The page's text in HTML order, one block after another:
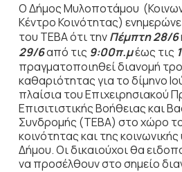
Ο Δήμος Μυλοποτάμου
Κέντρο Κοινότητας)
του ΤΕΒΑ ότι τηνΠέμπτη 28/6
29/6από τις 9:00π.μέως τις
πραγματοποιηθεί διανομή
καθαριότητας για το δίμηνο
πλαίσια του Επιχειρησιακού
Επισιτιστικής Βοήθειας και
Συνδρομής (ΤΕΒΑ) στο χώρο
κοινότητας και της
Δήμου. Οι δικαιούχοι θα
να προσέλθουν στο σημείο